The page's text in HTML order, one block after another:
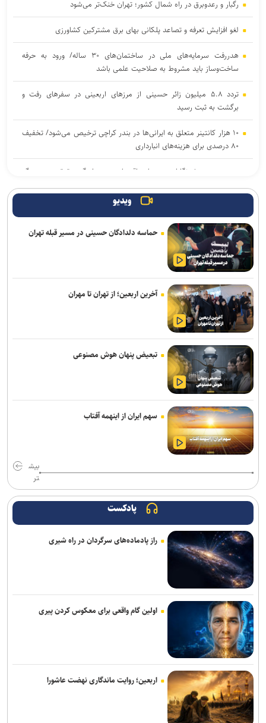
رگبار و رعدوبرق در راه شمال کشور؛ تهران خنک‌تر می‌شود
لغو افزایش تعرفه و تصاعد پلکانی بهای برق مشترکین کشاورزی
هدررفت سرمایه‌های ملی در ساختمان‌های ۳۰ ساله/ ورود به حرفه
ساخت‌وساز باید مشروط به صلاحیت علمی باشد
تردد ۵.۸ میلیون زائر حسینی از مرز‌های اربعینی در سفر‌های رفت و
برگشت به ثبت رسید
۱۰ هزار کانتینر متعلق به ایرانی‌ها در بندر کراچی ترخیص می‌شود/ تخفیف
۸۰ درصدی برای هزینه‌های انبارداری
وزیر صمت: خبرنگاران دیده‌بان اقتصادی و روایتگر حقیقت در جنگ
صنعتی غیرمجاز فاقد حمایت قانونی هستند
رکوردشکنی در اولین روز هفته؛ شاخص بورس در ابتدای معاملات بیش از
۱۲۴ هزار واحد افزایش یافت
تأکید معاون مهندسی سازمان بنادر بر تسریع در تکمیل پروژه‌های عمرانی
بندر امیرآباد
تردد روان در محور‌های شمالی کشور/ محور بندرعباس–لار مسدود است
تداوم رگبار و رعدوبرق در ارتفاعات شمال‌غرب و البرز/ وزش باد شدید و
گردوخاک در نقاط مختلف کشور
وزیر راه و شهرسازی: رسانه‌ها در صیانت از حقیقت و انسجام ملی نقشی
بی‌بدیل دارند
سفر تهیه کنید
وزیر نیرو: مصرف برق از روند خطی به رشد شتابان رسیده است/ ۱۵۰
مدنی‌زاده: رسانه‌های مسئول، سرمایه‌ای ارزشمند برای حکمرانی اقتصادی
خبرنگاران دیده‌بانان آگاه جامعه هستند
همتی: رسانه‌ها، رکن اعتمادآفرین در نظام اقتصادی کشور
معمای سهم ایران در خزر مشاع! / چرا تثبیت حکمرانی ملی نیازمند عبور
از دیپلماسی حقوقی به کنشگری اقتصادی است؟
وزیر نفت: رسانه‌ها جلوه‌های ایثار کارکنان صنعت نفت را منعکس کردند
۱۲ میلیون هکتار از زمین‌های کشاورزی سند ندارند / اجرای قانون الزام به
ثبت رسمی معاملات غیرمنقول در ۱۴۳ شهرستان
شد
ویدیو
حماسه دلدادگان حسینی در مسیر قبله تهران
آخرین اربعین؛ از تهران تا مهران
تبعیض پنهان هوش مصنوعی
سهم ایران از اینهمه آفتاب
بیش
تر
پادکست
راز پادماده‌های سرگردان در راه شیری
اولین گام واقعی برای معکوس کردن پیری
اربعین؛ روایت ماندگاری نهضت عاشورا